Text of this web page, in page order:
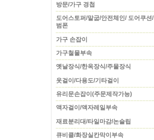
방문/가구 경첩
도어스토퍼/말굽/안전체인/ 도어쿠션/
범폰
가구 손잡이
가구철물부속
옛날장식/한옥장식/주물장식
옷걸이/다용도/기타걸이
유리문손잡이(주문제작가능)
액자걸이/액자레일부속
재료분리대/타일마감/논슬립
큐비클/화장실칸막이부속